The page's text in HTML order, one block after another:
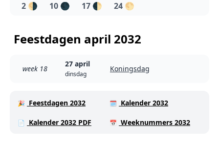
2 🌗 10 🌑 17 🌓 24 🌕
Feestdagen april 2032
week 18
27 april
dinsdag
Koningsdag
🎉 Feestdagen 2032 🗓️ Kalender 2032
📄 Kalender 2032 PDF 📅 Weeknummers 2032